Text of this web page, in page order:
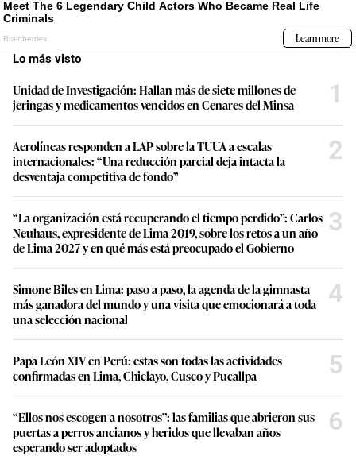
Lo más visto
Unidad de Investigación: Hallan más de siete millones de
jeringas y medicamentos vencidos en Cenares del Minsa
1
Aerolíneas responden a LAP sobre la TUUA a escalas
internacionales: “Una reducción parcial deja intacta la
desventaja competitiva de fondo”
2
“La organización está recuperando el tiempo perdido”: Carlos
Neuhaus, expresidente de Lima 2019, sobre los retos a un año
de Lima 2027 y en qué más está preocupado el Gobierno
3
Simone Biles en Lima: paso a paso, la agenda de la gimnasta
más ganadora del mundo y una visita que emocionará a toda
una selección nacional
4
Papa León XIV en Perú: estas son todas las actividades
confirmadas en Lima, Chiclayo, Cusco y Pucallpa
5
“Ellos nos escogen a nosotros”: las familias que abrieron sus
puertas a perros ancianos y heridos que llevaban años
esperando ser adoptados
6